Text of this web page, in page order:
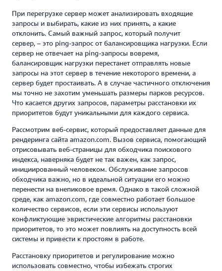
При перегрузке сервер может анализировать входящие
запросы и выбирать, какие из них принять, а какие
отклонить. Самый важный запрос, который получит
сервер, – это ping-запрос от балансировщика нагрузки. Если
сервер не отвечает на ping-запросы вовремя,
балансировщик нагрузки перестанет отправлять новые
запросы на этот сервер в течение некоторого времени, а
сервер будет простаивать. А в случае частичного отключения
мы точно не захотим уменьшать размеры парков ресурсов.
Что касается других запросов, параметры расстановки их
приоритетов будут уникальными для каждого сервиса.
Рассмотрим веб-сервис, который предоставляет данные для
рендеринга сайта amazon.com. Вызов сервиса, помогающий
отрисовывать веб-страницы для обходчика поискового
индекса, наверняка будет не так важен, как запрос,
инициированный человеком. Обслуживание запросов
обходчика важно, но в идеальной ситуации его можно
перенести на внепиковое время. Однако в такой сложной
среде, как amazon.com, где совместно работает большое
количество сервисов, если эти сервисы используют
конфликтующие эвристические алгоритмы расстановки
приоритетов, то это может повлиять на доступность всей
системы и привести к простоям в работе.
Расстановку приоритетов и регулирование можно
использовать совместно, чтобы избежать строгих